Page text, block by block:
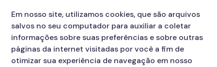
Em nosso site, utilizamos cookies, que são arquivos
salvos no seu computador para auxiliar a coletar
informações sobre suas preferências e sobre outras
páginas da internet visitadas por você a fim de
otimizar sua experiência de navegação em nosso